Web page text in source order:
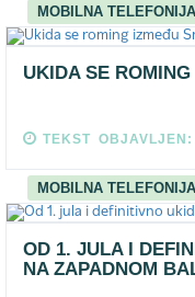
MOBILNA TELEFONIJA
UKIDA SE
TEKST
MOBILNA TELEFONIJA
OD 1. JULA I
NA ZAPADNOM